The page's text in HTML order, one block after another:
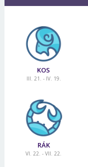
KOS
III. 21. - IV. 19.
RÁK
VI. 22. - VII. 22.